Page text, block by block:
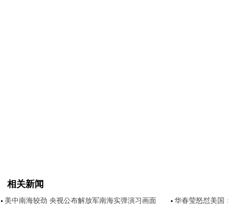
相关新闻
美中南海较劲 央视公布解放军南海实弹演习画面
华春莹怒怼美国